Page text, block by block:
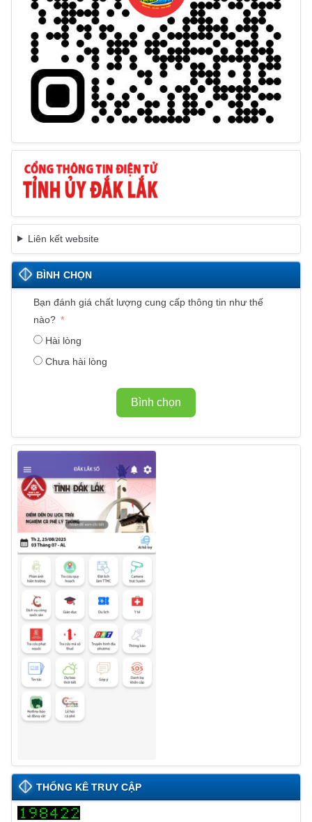
Liên kết website
BÌNH CHỌN
Bạn đánh giá chất lượng cung cấp thông tin như thế
nào?
Hài lòng
Chưa hài lòng
Bình chọn